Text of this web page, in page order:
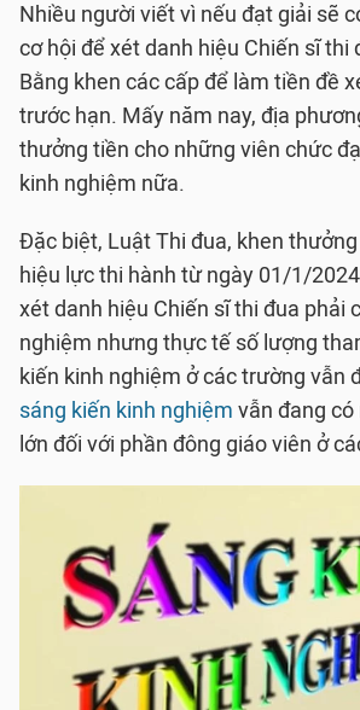
Nhiều người viết vì nếu đạt giải sẽ
cơ hội để xét danh hiệu Chiến sĩ thi
Bằng khen các cấp để làm tiền đề
trước hạn. Mấy năm nay, địa
thưởng tiền cho những viên chức
kinh nghiệm nữa.
Đặc biệt, Luật Thi đua, khen
hiệu lực thi hành từ ngày 01/1/
xét danh hiệu Chiến sĩ thi đua phải
nghiệm nhưng thực tế số lượng
kiến kinh nghiệm ở các trường vẫn
sáng kiến kinh nghiệm vẫn đang
lớn đối với phần đông giáo viên ở